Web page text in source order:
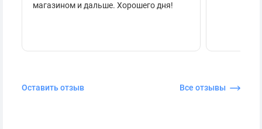
магазином и дальше. Хорошего дня!
Оставить отзыв Все отзывы